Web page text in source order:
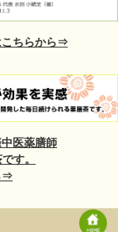
こちらから⇒
医薬膳師
す。
⇒